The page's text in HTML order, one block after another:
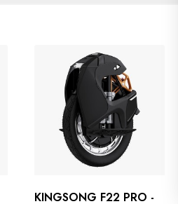
KINGSONG F22 PRO -